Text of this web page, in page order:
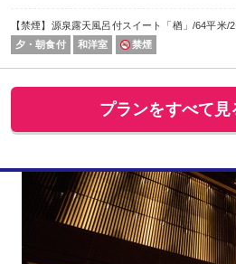
【禁煙】源泉露天風呂付スイート「楢」/64平米/
夕・朝食付
和洋室 禁煙
プランをすべて見